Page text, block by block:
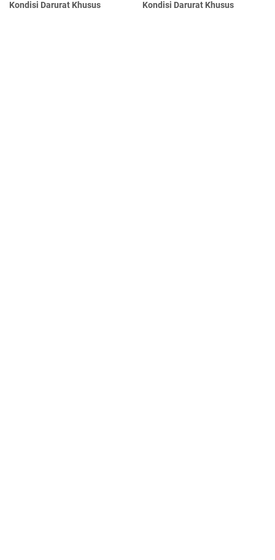
Kondisi Darurat Khusus
Kondisi Darurat Khusus